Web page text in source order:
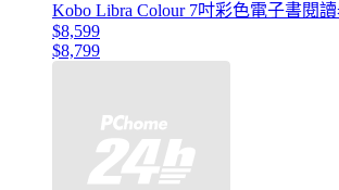
Kobo Libra Colour 7吋彩色電子書閱
$8,599
$8,799